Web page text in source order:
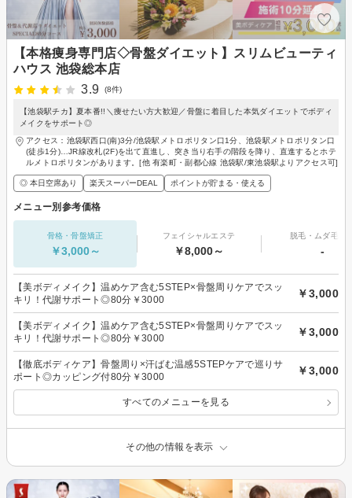
【本格痩身専門店◇骨盤ダイエット】スリムビューティ
ハウス 池袋総本店
3.9
(8件)
【池袋駅チカ】夏本番!!＼痩せたい方大歓迎／骨盤に着目した本気ダイエットでボディ
メイクをサポート◎
アクセス：池袋駅西口(南)3分/池袋駅メトロポリタン口1分、池袋駅メトロポリタン口
(徒歩1分)…JR線改札(2F)を出て直進し、突き当り右手の階段を降り、直進するとホテ
ルメトロポリタンがあります。[他 有楽町・副都心線 池袋駅/東池袋駅よりアクセス可]
◎ 本日空席あり 楽天スーパーDEAL ポイントが貯まる・使える
メニュー別参考価格
骨格・骨盤矯正
￥3,000～
フェイシャルエステ
￥8,000～
脱毛・ムダ毛処
-
【美ボディメイク】温めケア含む5STEP×骨盤周りケアでスッ
キリ！代謝サポート◎80分￥3000
￥3,000
【美ボディメイク】温めケア含む5STEP×骨盤周りケアでスッ
キリ！代謝サポート◎80分￥3000
￥3,000
【徹底ボディケア】骨盤周り×汗ばむ温感5STEPケアで巡りサ
ポート◎カッピング付80分￥3000
￥3,000
すべてのメニューを見る
その他の情報を表示